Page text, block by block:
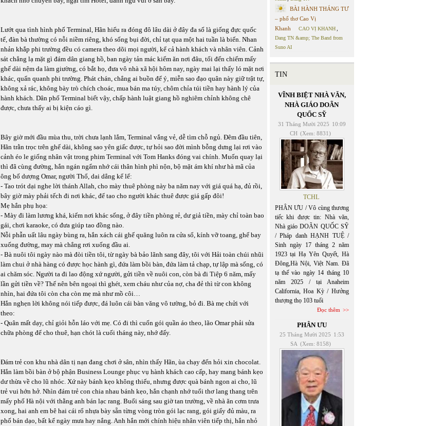
Lướt qua tình hình phố Terminal, Hãn hiểu ra đóng đô lâu dài ở đây đa số là giống đực quốc
tế, đàn bà thường có nỗi niềm riêng, khó sống bụi đời, chỉ tạt qua một hai tuần là biến. Nhan
nhản khắp phi trường đều có camera theo dõi mọi người, kể cả hành khách và nhân viên. Cảnh
sát chẳng lạ mặt gì đám dân giang hồ, ban ngày tản mác kiếm ăn nơi đâu, tối đến chiếm mấy
ghế dài nệm da làm giường, có bắt họ, đưa vô nhà xã hội hôm nay, ngày mai lại thấy ló mặt nơi
khác, quẩn quanh phi trường. Phát chán, chẳng ai buồn để ý, miễn sao đạo quân này giữ trật tự,
không xả rác, không bày trò chích choác, mua bán ma túy, chôm chỉa túi tiền hay hành lý của
hành khách. Dân phố Terminal biết vậy, chấp hành luật giang hồ nghiêm chỉnh không chê
được, chưa thấy ai bị kiện cáo gì.
Bây giờ mới đầu mùa thu, trời chưa lạnh lắm, Terminal vắng vẻ, dễ tìm chỗ ngủ. Đêm đầu tiên,
Hãn trằn trọc trên ghế dài, không sao yên giấc được, tự hỏi sao đời mình bỗng dưng lại rơi vào
cảnh éo le giống nhân vật trong phim Terminal với Tom Hanks đóng vai chính. Muốn quay lại
thì đã cùng đường, hắn ngán ngẩm nhớ cái thân hình phì nộn, bộ mặt ám khí như hà mã của
ông bố dượng Omar, người Thổ, dai dẳng kể lể:
- Tao trót dại nghe lời thánh Allah, cho mày thuê phòng này ba năm nay với giá quá hạ, đủ rồi,
bây giờ mày phải tếch đi nơi khác, để tao cho người khác thuê được giá gấp đôi!
Mẹ hắn phụ họa:
- Mày đi làm lương khá, kiếm nơi khác sống, ở đây tiền phòng rẻ, dư giả tiền, mày chỉ toàn bao
gái, chơi karaoke, có đưa giúp tao đồng nào.
Nỗi phẫn uất lâu ngày bùng ra, hắn xách cái ghế quăng luôn ra cửa sổ, kính vỡ toang, ghế bay
xuống đường, may mà chẳng rơi xuống đầu ai.
- Bà nuôi tôi ngày nào mà đòi tiền tôi, từ ngày bà bảo lãnh sang đây, tôi với Hải toàn chúi nhũi
làm chui ở nhà hàng có được học hành gì, đứa làm bồi bàn, đứa làm tả chạp, tự lập mà sống, có
ai chăm sóc. Người ta đi lao động xứ người, gửi tiền về nuôi con, còn bà đi Tiệp 6 năm, mấy
lần gửi tiền về? Thế nên bên ngoại thì ghét, xem cháu như của nợ, cha đẻ thì từ con không
nhìn, hai đứa tôi còn cha còn mẹ mà như mồ côi…
Hắn nghẹn lời không nói tiếp được, đá luôn cái bàn văng vô tường, bỏ đi. Bà mẹ chửi với
theo:
- Quân mất dạy, chỉ giỏi hỗn láo với mẹ. Có đi thì cuốn gói quần áo theo, lão Omar phải sửa
chữa phòng để cho thuê, hạn chót là cuối tháng này, nhớ đấy.
Đám trẻ con khu nhà dân tị nạn đang chơi ở sân, nhìn thấy Hãn, ùa chạy đến hỏi xin chocolat.
Hắn làm bồi bàn ở bộ phận Business Lounge phục vụ hành khách cao cấp, hay mang bánh kẹo
dư thừa về cho lũ nhóc. Xứ này bánh kẹo không thiếu, nhưng được quà bánh ngon ai cho, lũ
trẻ vui hớn hở. Nhìn đám trẻ con chia nhau bánh kẹo, hắn chạnh nhớ tuổi thơ lang thang trên
mấy phố Hà nội với thằng anh bán lạc rang. Buổi sáng sau giờ tan trường, về nhà ăn cơm trưa
xong, hai anh em bê hai cái rổ nhựa bày sẵn từng vòng tròn gói lạc rang, gói giấy đủ màu, ra
phố bán dạo, bất kể ngày mưa hay nắng. Anh hắn mới chính hiệu nhân viên tiếp thị, hắn nhỏ
BÀI HÀNH THÁNG TƯ
– phổ thơ Cao Vị
Khanh
CAO VỊ KHANH
Dang TN &amp; The Band from
Suno AI
TIN
VĨNH BIỆT NHÀ VĂN,
NHÀ GIÁO DOÃN
QUỐC SỸ
31 Tháng Mười 2025 10:09
CH (Xem: 8831)
TCHL
PHÂN ƯU / Vô cùng thương
tiếc khi được tin: Nhà văn,
Nhà giáo DOÃN QUỐC SỸ
/ Pháp danh HẠNH TUỆ /
Sinh ngày 17 tháng 2 năm
1923 tại Hạ Yên Quyết, Hà
Đông,Hà Nội, Việt Nam. Đã
tạ thế vào ngày 14 tháng 10
năm 2025 / tại Anaheim
California, Hoa Kỳ / Hưởng
thượng thọ 103 tuổi
Đọc thêm
PHÂN ƯU
25 Tháng Mười 2025 1:53
SA (Xem: 8158)